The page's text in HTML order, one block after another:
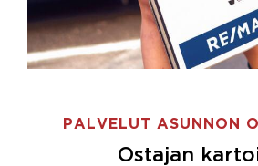
PALVELUT ASUNNON
Ostajan